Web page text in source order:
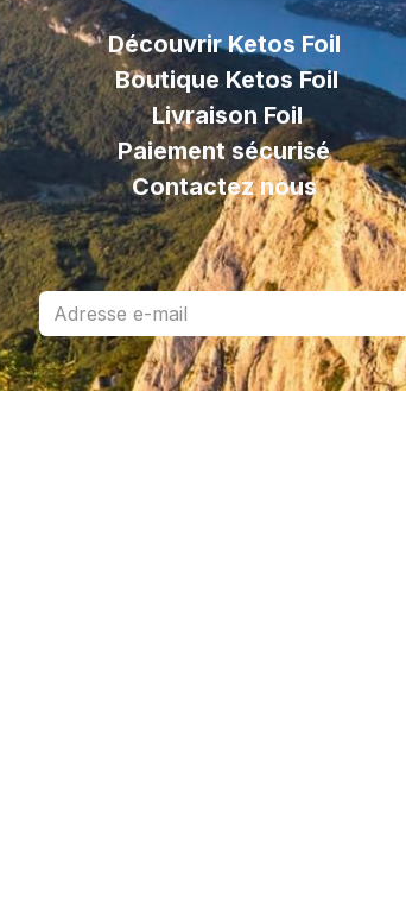
Découvrir Ketos Foil
Boutique Ketos Foil
Livraison Foil
Paiement sécurisé
Contactez nous